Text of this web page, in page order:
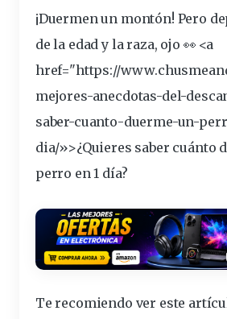
¡Duermen un montón! Pero
de la edady laraza, ojo 👀 <a
href="https://
mejores-anecdotas-del-
saber-cuanto-duerme-un-
dia/»>¿Quieres saber cuánto
perro en 1 día?
Te recomiendo ver este